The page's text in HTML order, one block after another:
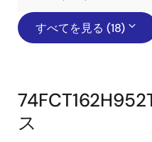
すべてを見る (18)
ス